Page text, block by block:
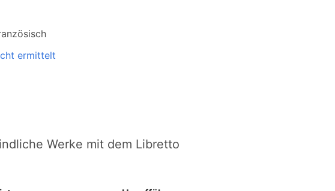
ermittelt
Werke mit dem Libretto